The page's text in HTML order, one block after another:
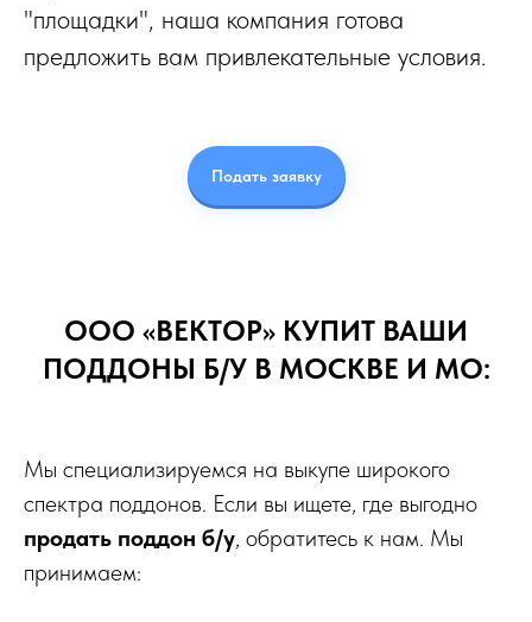
"площадки", наша компания готова
предложить вам привлекательные условия.
Подать заявку
ООО «ВЕКТОР» КУПИТ ВАШИ
ПОДДОНЫ Б/У В МОСКВЕ И МО:
Мы специализируемся на выкупе широкого
спектра поддонов. Если вы ищете, где выгодно
продать поддон б/у, обратитесь к нам. Мы
принимаем: